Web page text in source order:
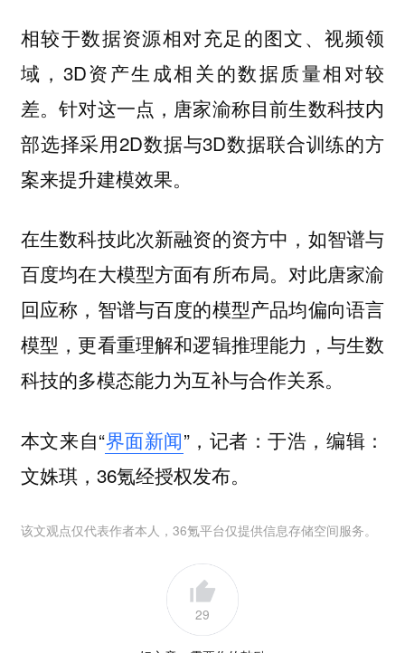
相较于数据资源相对充足的图文、视频领
域，3D资产生成相关的数据质量相对较
差。针对这一点，唐家渝称目前生数科技内
部选择采用2D数据与3D数据联合训练的方
案来提升建模效果。
在生数科技此次新融资的资方中，如智谱与
百度均在大模型方面有所布局。对此唐家渝
回应称，智谱与百度的模型产品均偏向语言
模型，更看重理解和逻辑推理能力，与生数
科技的多模态能力为互补与合作关系。
本文来自“界面新闻”，记者：于浩，编辑：
文姝琪，36氪经授权发布。
该文观点仅代表作者本人，36氪平台仅提供信息存储空间服务。
29